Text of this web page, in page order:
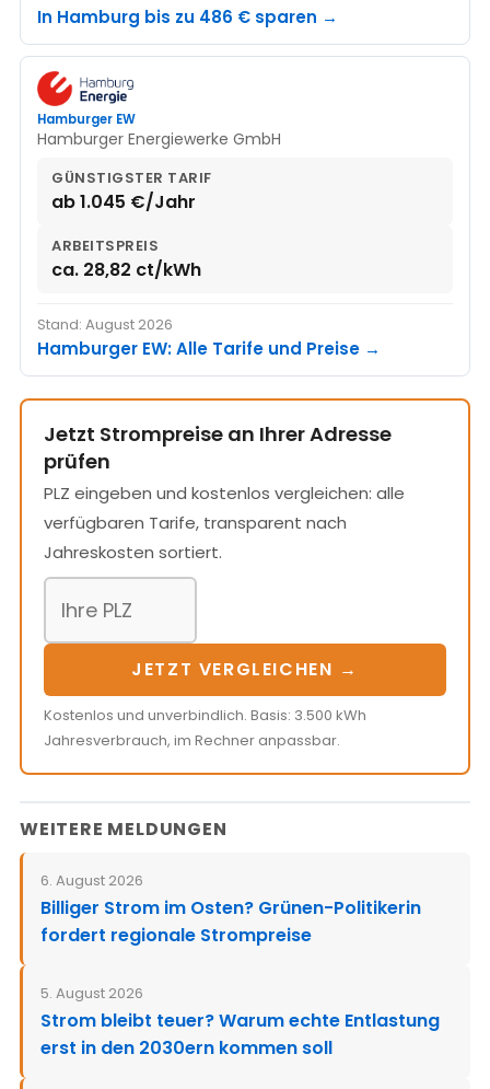
In Hamburg bis zu 486 € sparen →
Hamburger EW
Hamburger Energiewerke GmbH
GÜNSTIGSTER TARIF
ab 1.045 €/Jahr
ARBEITSPREIS
ca. 28,82 ct/kWh
Stand: August 2026
Hamburger EW: Alle Tarife und Preise →
Jetzt Strompreise an Ihrer Adresse
prüfen
PLZ eingeben und kostenlos vergleichen: alle
verfügbaren Tarife, transparent nach
Jahreskosten sortiert.
JETZT VERGLEICHEN →
Kostenlos und unverbindlich. Basis: 3.500 kWh
Jahresverbrauch, im Rechner anpassbar.
WEITERE MELDUNGEN
6. August 2026
Billiger Strom im Osten? Grünen-Politikerin
fordert regionale Strompreise
5. August 2026
Strom bleibt teuer? Warum echte Entlastung
erst in den 2030ern kommen soll